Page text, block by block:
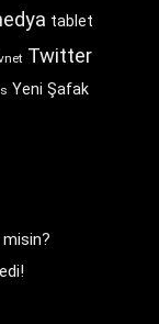
tablet
Twitter
Yeni Şafak